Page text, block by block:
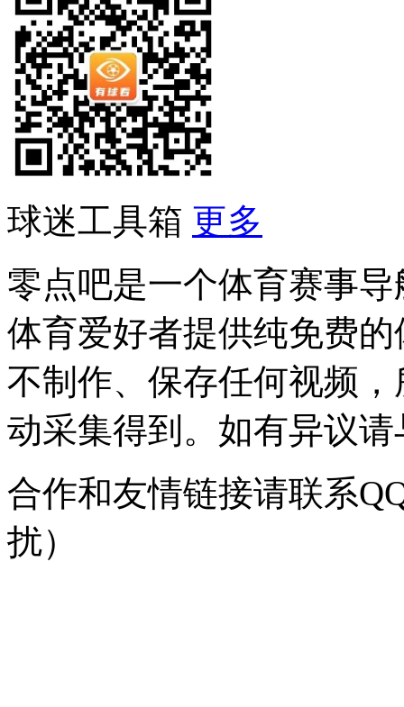
球迷工具箱 更多
零点吧是一个体育赛事
体育爱好者提供纯免费
不制作、保存任何视频
动采集得到。如有异议
合作和友情链接请联系
扰）